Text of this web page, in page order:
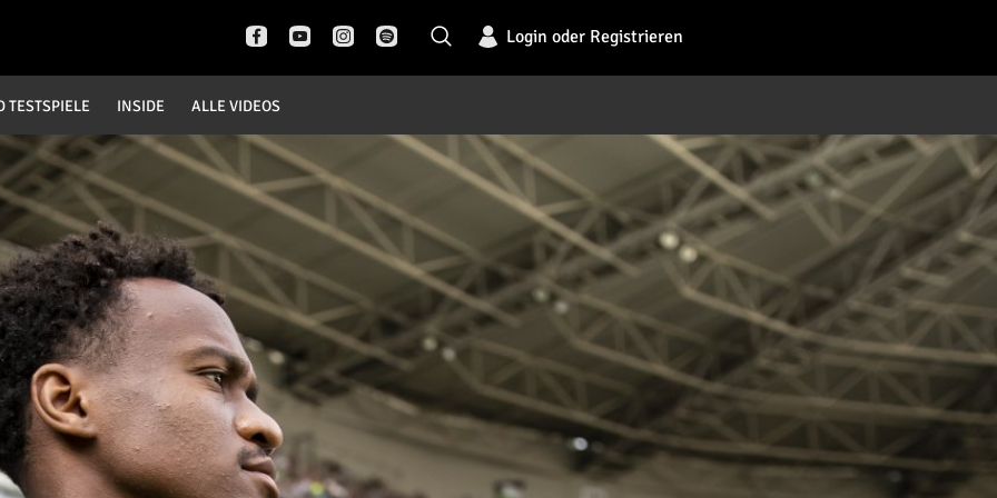
Login oder Registrieren
TESTSPIELE INSIDE ALLE VIDEOS
Pokal- und Testspiele
DFB Pokal
Champions League
Europa League
Testspiele
Inside
News
Interviews
Pressekonferenzen
Rund um Borussia
Trainingslager
Historie
English